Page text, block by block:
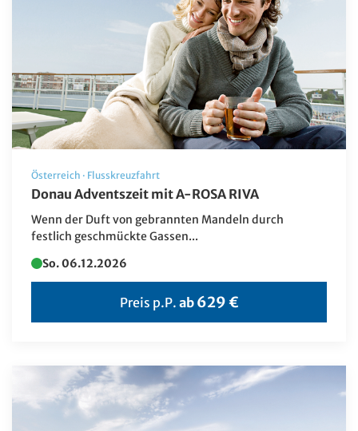
Österreich · Flusskreuzfahrt
Donau Adventszeit mit A-ROSA RIVA
Wenn der Duft von gebrannten Mandeln durch
festlich geschmückte Gassen...
So. 06.12.2026
Preis p.P. ab 629 €